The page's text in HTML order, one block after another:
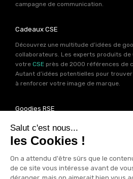
campagne de communication.
Cadeaux CSE
Découvrez une multitude d’idées de
collaborateurs. Les experts produits de
votre CSE près de 2000 références de
Autant d’idées potentielles pour
à renforcer votre image de marque.
Goodies RSE
Vous souhaitez communiquer en
tombe bien ! Un grand nombre de
sont fabriqués en France et en Europe.
permet de trouver un goodies parfait
communication. Des produits fabriqués
bonnes conditions et un impact limité